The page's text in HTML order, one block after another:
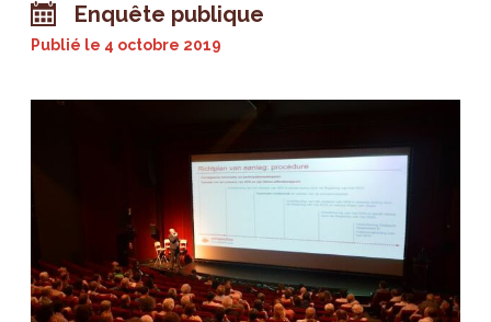
Enquête publique
Publié le 4 octobre 2019